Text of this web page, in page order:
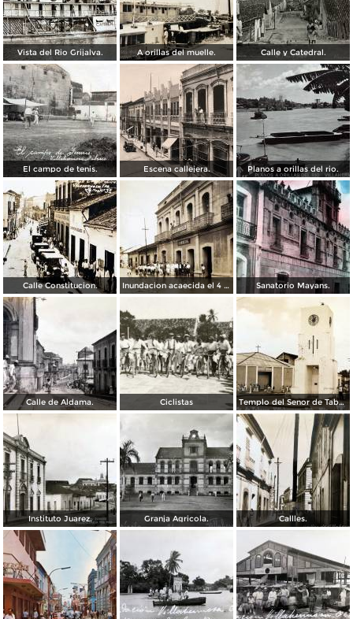
Vista del Rio Grijalva. A orillas del muelle. Calle y Catedral.
El campo de tenis. Escena callejera. Planos a orillas del rio.
Calle Constitucion. Inundacion acaecida el 4 de Noviembre de 1930. Sanatorio Mayans.
Calle de Aldama. Ciclistas Templo del Senor de Tabasco.
Instituto Juarez. Granja Agricola. Callles.